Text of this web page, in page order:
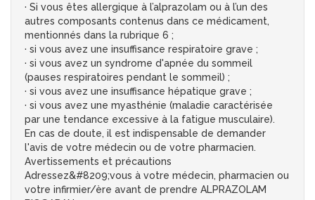
· Si vous êtes allergique à l’alprazolam ou à l’un des
autres composants contenus dans ce médicament,
mentionnés dans la rubrique 6 ;
· si vous avez une insuffisance respiratoire grave ;
· si vous avez un syndrome d'apnée du sommeil
(pauses respiratoires pendant le sommeil) ;
· si vous avez une insuffisance hépatique grave ;
· si vous avez une myasthénie (maladie caractérisée
par une tendance excessive à la fatigue musculaire).
En cas de doute, il est indispensable de demander
l'avis de votre médecin ou de votre pharmacien.
Avertissements et précautions
Adressez&#8209;vous à votre médecin, pharmacien ou
votre infirmier/ère avant de prendre ALPRAZOLAM